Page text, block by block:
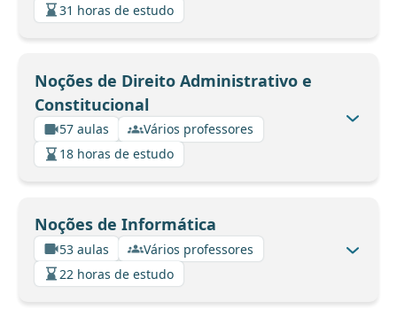
31 horas de estudo
Noções de Direito Administrativo e
Constitucional
57 aulas
Vários professores
18 horas de estudo
Noções de Informática
53 aulas
Vários professores
22 horas de estudo